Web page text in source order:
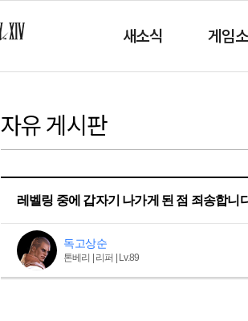
새소식 게임
자유 게시판
레벨링 중에 갑자기 나가게 된 점 죄송합니
독고상순
톤베리 | 리퍼 | Lv.89